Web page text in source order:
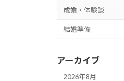
成婚・体験談
結婚準備
アーカイブ
2026年8月